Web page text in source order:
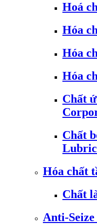
Hoá
Hóa
Hóa
Hóa
Chất
Chất
Hóa chất
Chất
Anti-